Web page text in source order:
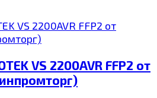
VS 2200AVR FFP2 от